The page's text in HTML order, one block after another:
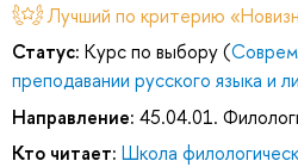
Лучший по критерию
Статус: Курс по выбору (
преподавании русского языка и
Направление: 45.04.01.
Кто читает: Школа